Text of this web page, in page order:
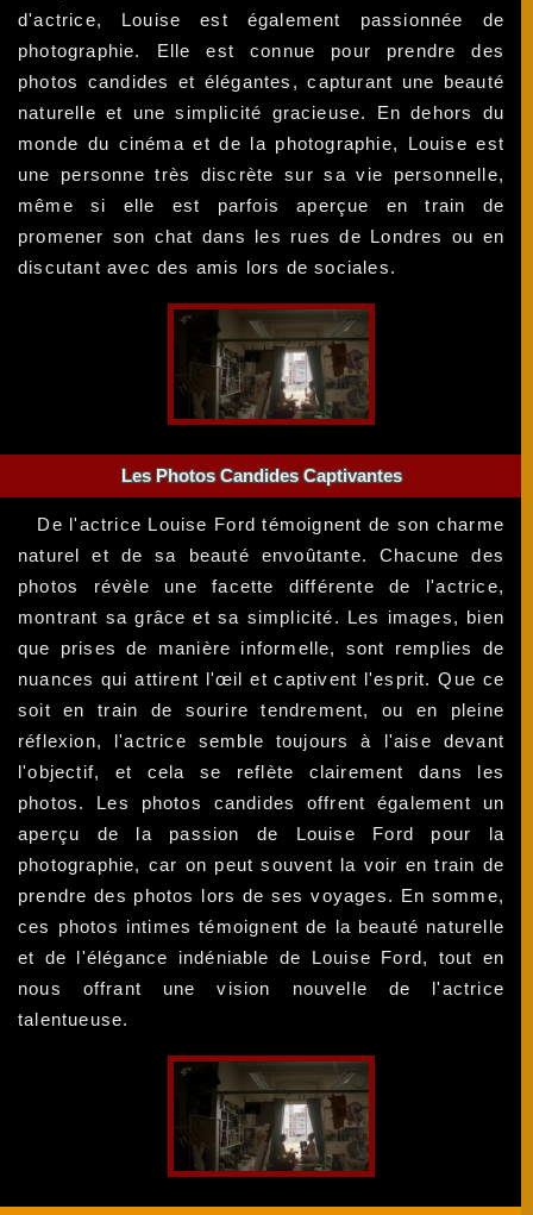
d'actrice, Louise est également passionnée de
photographie. Elle est connue pour prendre des
photos candides et élégantes, capturant une beauté
naturelle et une simplicité gracieuse. En dehors du
monde du cinéma et de la photographie, Louise est
une personne très discrète sur sa vie personnelle,
même si elle est parfois aperçue en train de
promener son chat dans les rues de Londres ou en
discutant avec des amis lors de sociales.
Les Photos Candides Captivantes
De l'actrice Louise Ford témoignent de son charme
naturel et de sa beauté envoûtante. Chacune des
photos révèle une facette différente de l'actrice,
montrant sa grâce et sa simplicité. Les images, bien
que prises de manière informelle, sont remplies de
nuances qui attirent l'œil et captivent l'esprit. Que ce
soit en train de sourire tendrement, ou en pleine
réflexion, l'actrice semble toujours à l'aise devant
l'objectif, et cela se reflète clairement dans les
photos. Les photos candides offrent également un
aperçu de la passion de Louise Ford pour la
photographie, car on peut souvent la voir en train de
prendre des photos lors de ses voyages. En somme,
ces photos intimes témoignent de la beauté naturelle
et de l'élégance indéniable de Louise Ford, tout en
nous offrant une vision nouvelle de l'actrice
talentueuse.